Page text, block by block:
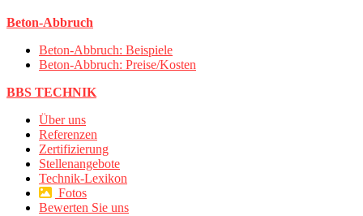
Beton-Abbruch
Beton-Abbruch: Beispiele
Beton-Abbruch: Preise/Kosten
BBS TECHNIK
Über uns
Referenzen
Zertifizierung
Stellenangebote
Technik-Lexikon
Fotos
Bewerten Sie uns